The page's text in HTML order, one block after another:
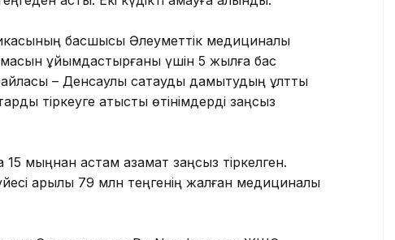
басшысы Әлеуметтік медициналық
ұйымдастырғаны үшін 5 жылға бас
– Денсаулық сақтауды дамытудың ұлттық
тіркеуге қатысты өтінімдерді заңсыз
мыңнан астам азамат заңсыз тіркелген.
арқылы 79 млн теңгенің жалған медициналық